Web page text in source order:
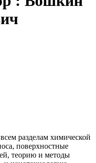
разделам химической
поверхностные
теорию и методы